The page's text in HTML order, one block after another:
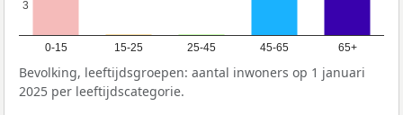
0-15 15-25 25-45 45-65 65+
3
3
Bevolking, leeftijdsgroepen: aantal inwoners op 1 januari
2025 per leeftijdscategorie.